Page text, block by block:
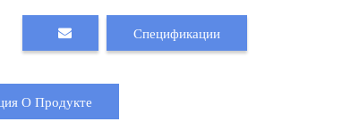
Спецификации
О Продукте